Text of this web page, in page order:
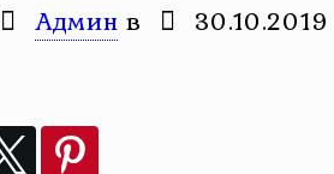
Админ в 30.10.2019